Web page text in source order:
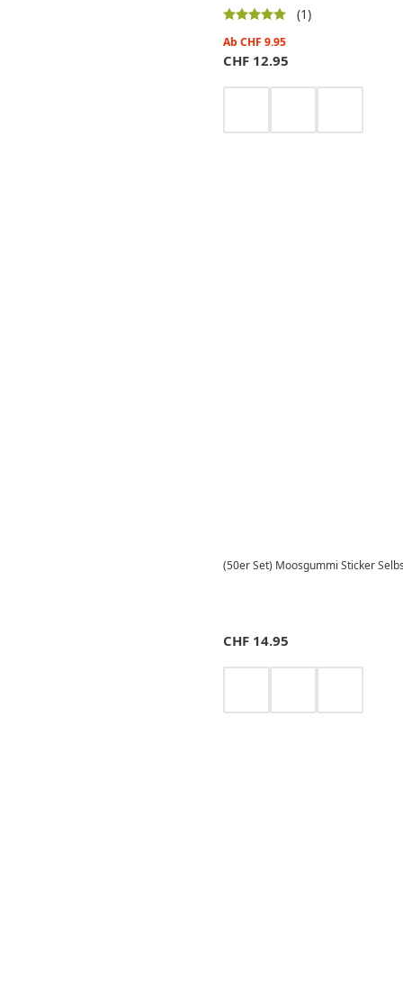
(1)
Ab CHF 9.95
CHF 12.95
(50er Set) Moosgummi Sticker
CHF 14.95